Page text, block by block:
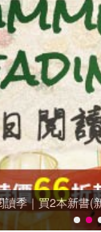
季｜買2本新書(